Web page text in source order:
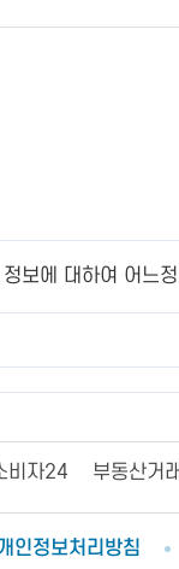
보에 대하여 어느
비자24 부동산거
인정보처리방침